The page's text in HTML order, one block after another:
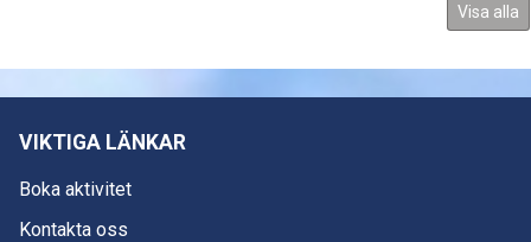
Visa alla
VIKTIGA LÄNKAR
Boka aktivitet
Kontakta oss